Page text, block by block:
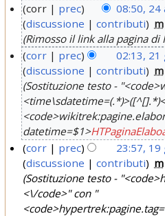
a
2
corr prec 08:50, 24
discussione
contributi m
Rimosso il link alla pagina di
n
corr prec 02:13,
discussione
contributi m
Sostituzione testo -
datetime=$1>
corr prec 23:57,
discussione
contributi m
Sostituzione testo -
<\/code>" con "
<code>hypertrek:pagine.tag=